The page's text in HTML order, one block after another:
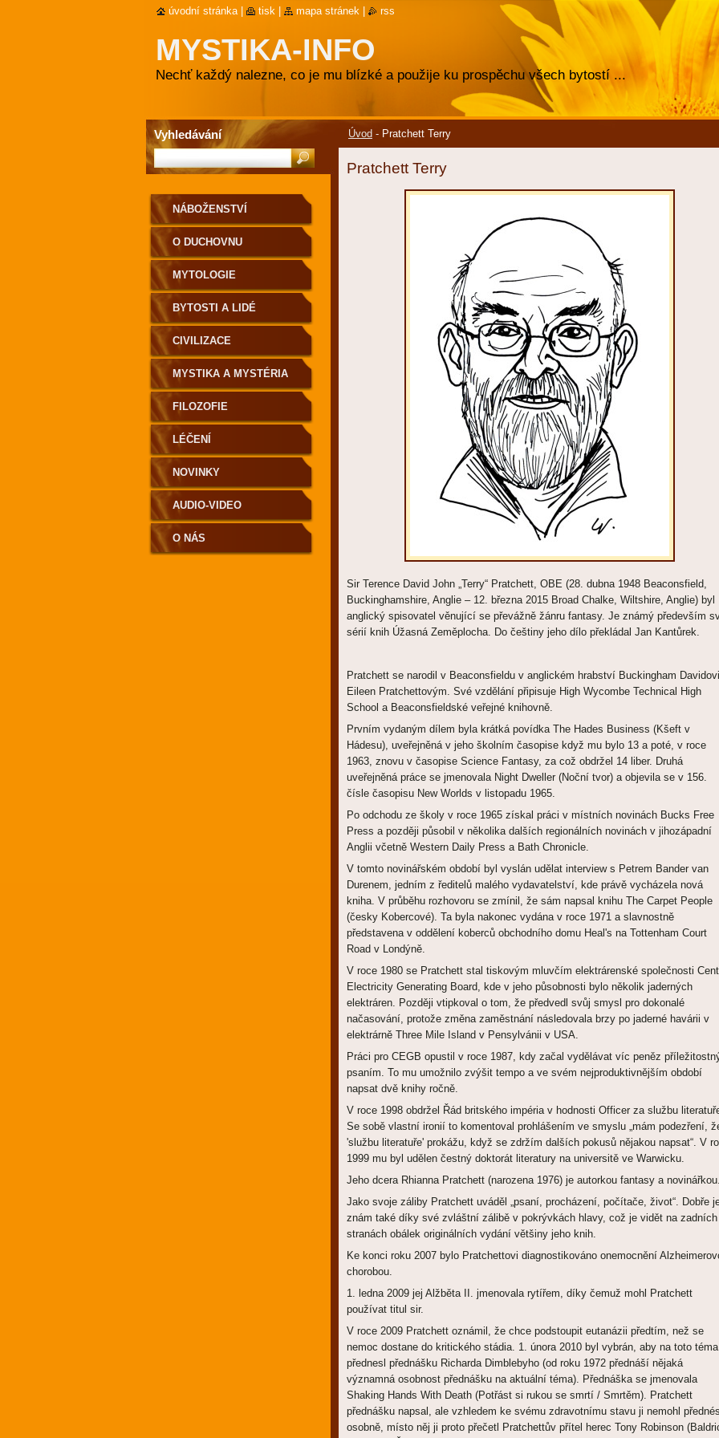
MYSTIKA-INFO
Nechť každý nalezne, co je mu blízké a použije ku prospěchu všech bytostí ...
Úvod - Pratchett Terry
Pratchett Terry
Sir Terence David John „Terry“ Pratchett, OBE (28. dubna 1948 Beaconsfield,
Buckinghamshire, Anglie – 12. března 2015 Broad Chalke, Wiltshire, Anglie) byl
anglický spisovatel věnující se převážně žánru fantasy. Je známý především
sérií knih Úžasná Zeměplocha. Do češtiny jeho dílo překládal Jan Kantůrek.
Pratchett se narodil v Beaconsfieldu v anglickém hrabství Buckingham
Eileen Pratchettovým. Své vzdělání připisuje High Wycombe Technical High
School a Beaconsfieldské veřejné knihovně.
Prvním vydaným dílem byla krátká povídka The Hades Business (Kšeft v
Hádesu), uveřejněná v jeho školním časopise když mu bylo 13 a poté, v roce
1963, znovu v časopise Science Fantasy, za což obdržel 14 liber. Druhá
uveřejněná práce se jmenovala Night Dweller (Noční tvor) a objevila se v 156.
čísle časopisu New Worlds v listopadu 1965.
Po odchodu ze školy v roce 1965 získal práci v místních novinách Bucks Free
Press a později působil v několika dalších regionálních novinách v jihozápadní
Anglii včetně Western Daily Press a Bath Chronicle.
V tomto novinářském období byl vyslán udělat interview s Petrem Bander van
Durenem, jedním z ředitelů malého vydavatelství, kde právě vycházela nová
kniha. V průběhu rozhovoru se zmínil, že sám napsal knihu The Carpet People
(česky Kobercové). Ta byla nakonec vydána v roce 1971 a slavnostně
představena v oddělení koberců obchodního domu Heal's na Tottenham Court
Road v Londýně.
V roce 1980 se Pratchett stal tiskovým mluvčím elektrárenské společnosti
Electricity Generating Board, kde v jeho působnosti bylo několik jaderných
elektráren. Později vtipkoval o tom, že předvedl svůj smysl pro dokonalé
načasování, protože změna zaměstnání následovala brzy po jaderné havárii v
elektrárně Three Mile Island v Pensylvánii v USA.
Práci pro CEGB opustil v roce 1987, kdy začal vydělávat víc peněz
psaním. To mu umožnilo zvýšit tempo a ve svém nejproduktivnějším období
napsat dvě knihy ročně.
V roce 1998 obdržel Řád britského impéria v hodnosti Officer za službu
Se sobě vlastní ironií to komentoval prohlášením ve smyslu „mám podezření,
'službu literatuře' prokážu, když se zdržím dalších pokusů nějakou napsat“. V
1999 mu byl udělen čestný doktorát literatury na universitě ve Warwicku.
Jeho dcera Rhianna Pratchett (narozena 1976) je autorkou fantasy a novinářkou.
Jako svoje záliby Pratchett uváděl „psaní, procházení, počítače, život“. Dobře
znám také díky své zvláštní zálibě v pokrývkách hlavy, což je vidět na zadních
stranách obálek originálních vydání většiny jeho knih.
Ke konci roku 2007 bylo Pratchettovi diagnostikováno onemocnění
chorobou.
1. ledna 2009 jej Alžběta II. jmenovala rytířem, díky čemuž mohl Pratchett
používat titul sir.
V roce 2009 Pratchett oznámil, že chce podstoupit eutanázii předtím, než se
nemoc dostane do kritického stádia. 1. února 2010 byl vybrán, aby na toto téma
přednesl přednášku Richarda Dimblebyho (od roku 1972 přednáší nějaká
významná osobnost přednášku na aktuální téma). Přednáška se jmenovala
Shaking Hands With Death (Potřást si rukou se smrtí / Smrtěm). Pratchett
přednášku napsal, ale vzhledem ke svému zdravotnímu stavu ji nemohl
osobně, místo něj ji proto přečetl Pratchettův přítel herec Tony Robinson
NÁBOŽENSTVÍ
O DUCHOVNU
MYTOLOGIE
BYTOSTI A LIDÉ
CIVILIZACE
MYSTIKA A MYSTÉRIA
FILOZOFIE
LÉČENÍ
NOVINKY
AUDIO-VIDEO
O NÁS
Vyhledávání
úvodní stránka tisk mapa stránek rss